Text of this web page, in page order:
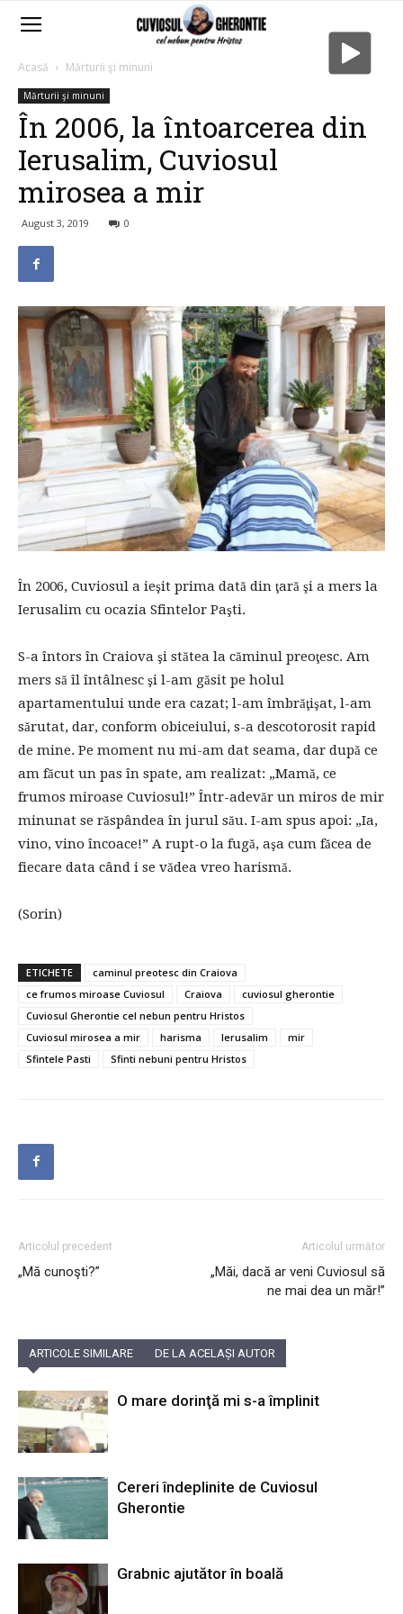
Acasă Mărturii şi minuni
Mărturii şi minuni
În 2006, la întoarcerea din
Ierusalim, Cuviosul
mirosea a mir
August 3, 2019 0
În 2006, Cuviosul a ieşit prima dată din ţară şi a mers la
Ierusalim cu ocazia Sfintelor Paşti.
S-a întors în Craiova şi stătea la căminul preoţesc. Am
mers să îl întâlnesc şi l-am găsit pe holul
apartamentului unde era cazat; l-am îmbrăţişat, l-am
sărutat, dar, conform obiceiului, s-a descotorosit rapid
de mine. Pe moment nu mi-am dat seama, dar după ce
am făcut un pas în spate, am realizat: „Mamă, ce
frumos miroase Cuviosul!” Într-adevăr un miros de mir
minunat se răspândea în jurul său. I-am spus apoi: „Ia,
vino, vino încoace!” A rupt-o la fugă, aşa cum făcea de
fiecare data când i se vădea vreo harismă.
(Sorin)
ETICHETE
caminul preotesc din Craiova
ce frumos miroase Cuviosul
Craiova
cuviosul gherontie
Cuviosul Gherontie cel nebun pentru Hristos
Cuviosul mirosea a mir
harisma Ierusalim
mir
Sfintele Pasti
Sfinti nebuni pentru Hristos
Articolul precedent
„Mă cunoşti?”
Articolul următor
„Măi, dacă ar veni Cuviosul să
ne mai dea un măr!”
ARTICOLE SIMILARE DE LA ACELAȘI AUTOR
O mare dorinţă mi s-a împlinit
Cereri îndeplinite de Cuviosul
Gherontie
Grabnic ajutător în boală